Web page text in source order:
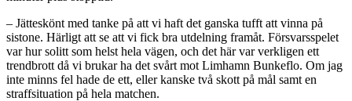
– Jätteskönt med tanke på att vi haft det ganska tufft att vinna på
sistone. Härligt att se att vi fick bra utdelning framåt. Försvarsspelet
var hur solitt som helst hela vägen, och det här var verkligen ett
trendbrott då vi brukar ha det svårt mot Limhamn Bunkeflo. Om jag
inte minns fel hade de ett, eller kanske två skott på mål samt en
straffsituation på hela matchen.